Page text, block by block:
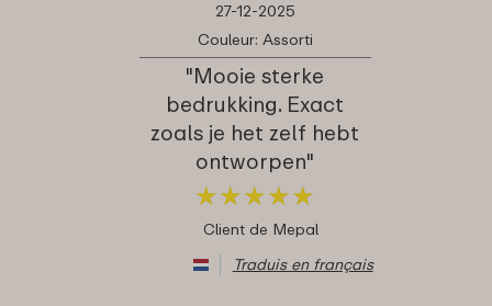
27-12-2025
Couleur: Assorti
"Mooie sterke
bedrukking. Exact
zoals je het zelf hebt
ontworpen"
★★★★★
★★★★★
Client de Mepal
Traduis en français